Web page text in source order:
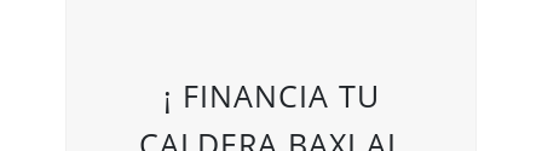
¡ FINANCIA TU